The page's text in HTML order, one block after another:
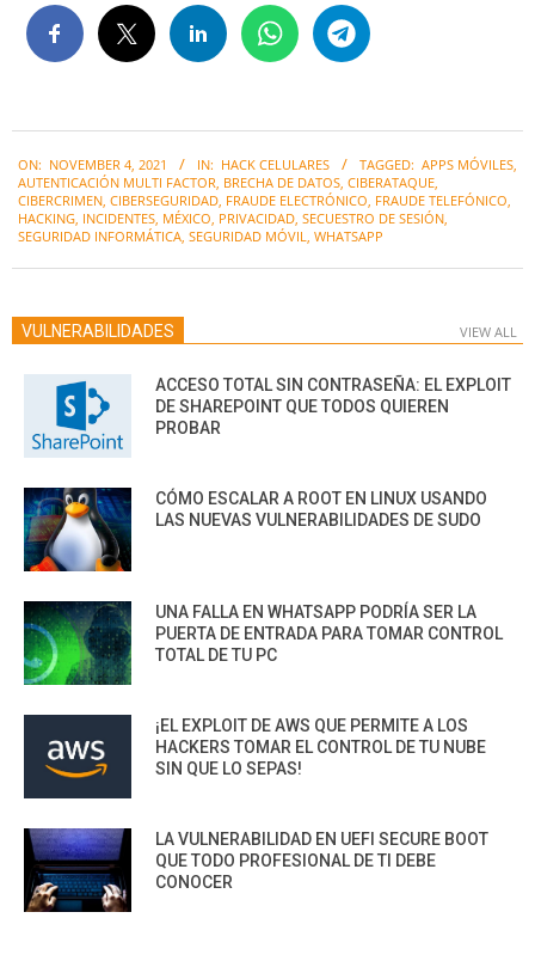
11-
04
ON: NOVEMBER 4, 2021 IN: HACK CELULARES TAGGED: APPS MÓVILES
AUTENTICACIÓN MULTI FACTOR BRECHA DE DATOS CIBERATAQUE
CIBERCRIMEN CIBERSEGURIDAD FRAUDE ELECTRÓNICO FRAUDE TELEFÓNICO
HACKING INCIDENTES MÉXICO PRIVACIDAD SECUESTRO DE SESIÓN
SEGURIDAD INFORMÁTICA SEGURIDAD MÓVIL WHATSAPP
VULNERABILIDADES VIEW ALL
ACCESO TOTAL SIN CONTRASEÑA: EL EXPLOIT
DE SHAREPOINT QUE TODOS QUIEREN
PROBAR
CÓMO ESCALAR A ROOT EN LINUX USANDO
LAS NUEVAS VULNERABILIDADES DE SUDO
UNA FALLA EN WHATSAPP PODRÍA SER LA
PUERTA DE ENTRADA PARA TOMAR CONTROL
TOTAL DE TU PC
¡EL EXPLOIT DE AWS QUE PERMITE A LOS
HACKERS TOMAR EL CONTROL DE TU NUBE
SIN QUE LO SEPAS!
LA VULNERABILIDAD EN UEFI SECURE BOOT
QUE TODO PROFESIONAL DE TI DEBE
CONOCER